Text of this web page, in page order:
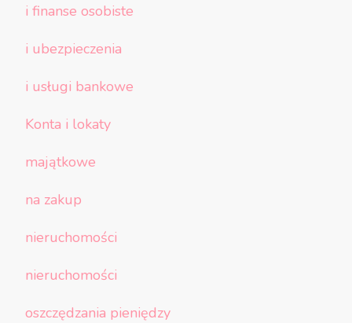
i finanse osobiste
i ubezpieczenia
i usługi bankowe
Konta i lokaty
majątkowe
na zakup
nieruchomości
nieruchomości
oszczędzania pieniędzy